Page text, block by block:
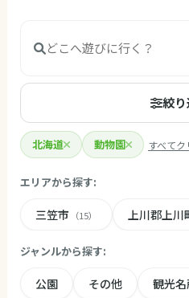
絞
北海道 動物園 すべてク
エリアから探す:
三笠市 （15） 上川郡上川
ジャンルから探す:
公園 その他 観光